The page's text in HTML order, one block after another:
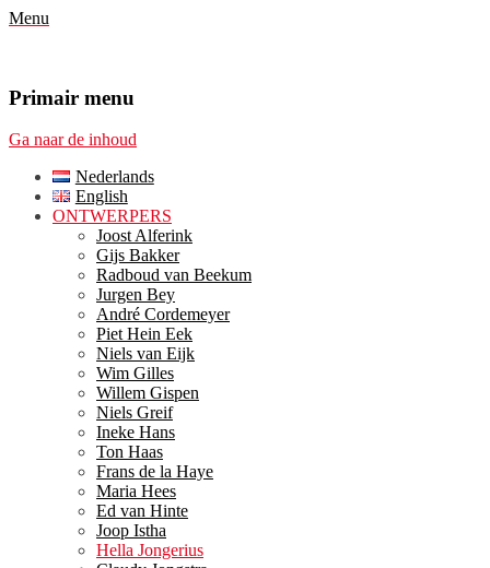
Menu
Primair menu
Ga naar de inhoud
Nederlands
English
ONTWERPERS
Joost Alferink
Gijs Bakker
Radboud van Beekum
Jurgen Bey
André Cordemeyer
Piet Hein Eek
Niels van Eijk
Wim Gilles
Willem Gispen
Niels Greif
Ineke Hans
Ton Haas
Frans de la Haye
Maria Hees
Ed van Hinte
Joop Istha
Hella Jongerius